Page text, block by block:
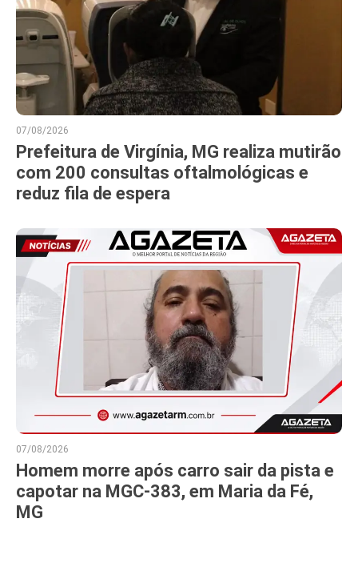
07/08/2026
Prefeitura de Virgínia, MG realiza mutirão
com 200 consultas oftalmológicas e
reduz fila de espera
07/08/2026
Homem morre após carro sair da pista e
capotar na MGC-383, em Maria da Fé,
MG